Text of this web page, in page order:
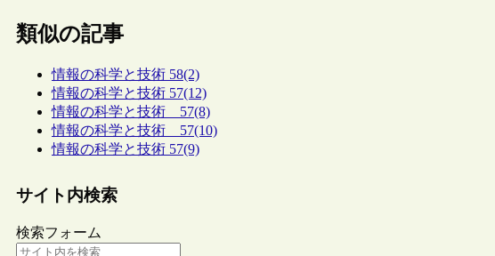
類似の記事
情報の科学と技術 58(2)
情報の科学と技術 57(12)
情報の科学と技術 57(8)
情報の科学と技術 57(10)
情報の科学と技術 57(9)
サイト内検索
検索フォーム